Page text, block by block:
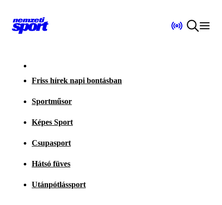
Friss hírek napi bontásban
Sportműsor
Képes Sport
Csupasport
Hátsó füves
Utánpótlássport